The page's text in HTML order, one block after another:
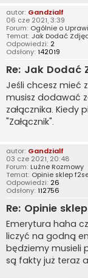
autor: Gandzialf
06 cze 2021, 3:39
Forum: Ogólnie o
Temat: Jak Dodać
Odpowiedzi: 2
Odsłony: 142019
Re: Jak Dodać
Jeśli chcesz mieć
musisz dodawać
załącznika. Kiedy
"Załącznik".
autor: Gandzialf
03 cze 2021, 20:48
Forum: Luźne Rozmowy
Temat: Opinie sklep
Odpowiedzi: 26
Odsłony: 112756
Re: Opinie
Emerytura haha
liczyć na godną
będziemy musieli
są fakty już teraz